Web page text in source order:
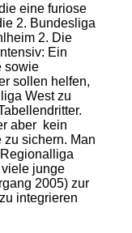
eine furiose
2. Bundesliga
2. Die
Ein
sowie
sollen helfen,
West zu
aber kein
zu sichern. Man
junge
2005) zur
integrieren